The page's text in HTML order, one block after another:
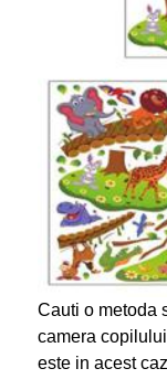
Cauti o metoda
camera
este in acest